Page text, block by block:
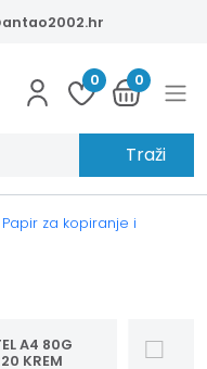
0 0
Traži
Papir za kopiranje i
80G
KREM